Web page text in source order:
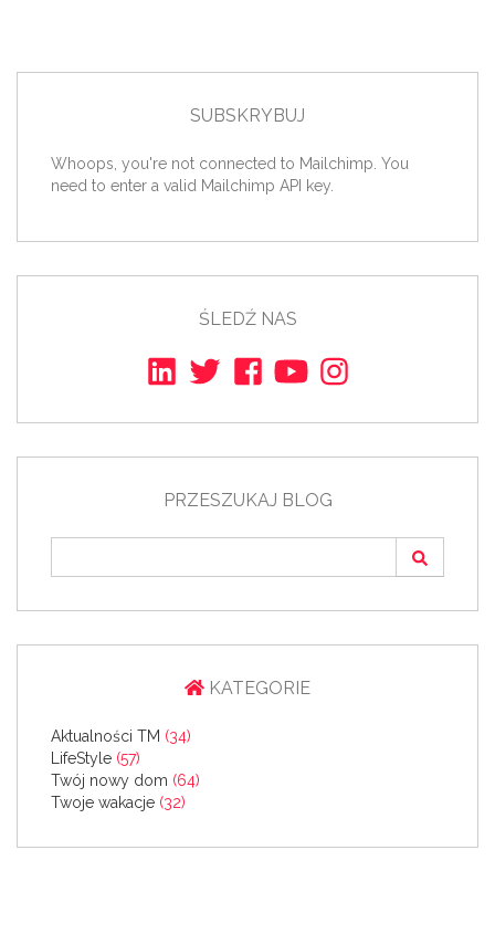
SUBSKRYBUJ
Whoops, you're not connected to Mailchimp. You
need to enter a valid Mailchimp API key.
ŚLEDŹ NAS
PRZESZUKAJ BLOG
KATEGORIE
Aktualności TM (34)
LifeStyle (57)
Twój nowy dom (64)
Twoje wakacje (32)